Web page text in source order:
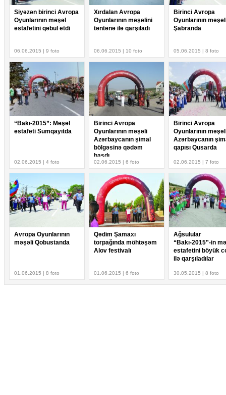
Siyəzən birinci Avropa
Oyunlarının məşəl
estafetini qəbul etdi
06.06.2015 | 9 foto
Xırdalan Avropa
Oyunlarının məşəlini
təntənə ilə qarşıladı
06.06.2015 | 10 foto
Birinci Avropa
Oyunlarının
Şabranda
05.06.2015 | 8 foto
“Bakı-2015”: Məşəl
estafeti Sumqayıtda
02.06.2015 | 4 foto
Birinci Avropa
Oyunlarının məşəli
Azərbaycanın şimal
bölgəsinə qədəm
basdı
02.06.2015 | 6 foto
Birinci Avropa
Oyunlarının
Azərbaycanın
qapısı Qusarda
02.06.2015 | 7 foto
Avropa Oyunlarının
məşəli Qobustanda
01.06.2015 | 8 foto
Qədim Şamaxı
torpağında möhtəşəm
Alov festivalı
01.06.2015 | 6 foto
Ağsulular
“Bakı-2015”-in
estafetini böyük
ilə qarşıladılar
30.05.2015 | 8 foto